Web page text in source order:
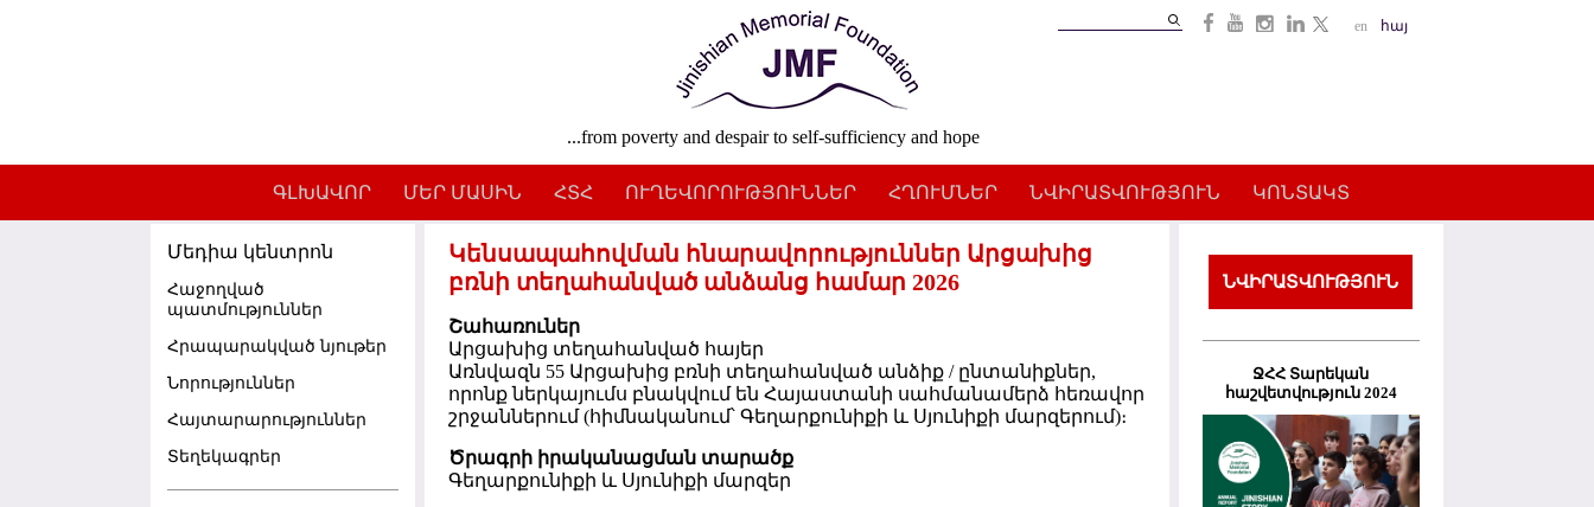
en հայ
...from poverty and despair to self-sufficiency and hope
ԳԼԽԱՎՈՐ ՄԵՐ ՄԱՍԻՆ ՀՏՀ ՈՒՂԵՎՈՐՈՒԹՅՈՒՆՆԵՐ ՀՂՈՒՄՆԵՐ ՆՎԻՐԱՏՎՈՒԹՅՈՒՆ ԿՈՆՏԱԿՏ
Մեդիա կենտրոն
Հաջողված
պատմություններ
Հրապարակված նյութեր
Նորություններ
Հայտարարություններ
Տեղեկագրեր
Կենսապահովման հնարավորություններ Արցախից
բռնի տեղահանված անձանց համար 2026
Շահառուներ
Արցախից տեղահանված հայեր
Առնվազն 55 Արցախից բռնի տեղահանված անձիք / ընտանիքներ,
որոնք ներկայումս բնակվում են Հայաստանի սահմանամերձ հեռավոր
շրջաններում (հիմնականում՝ Գեղարքունիքի և Սյունիքի մարզերում)։
Ծրագրի իրականացման տարածք
Գեղարքունիքի և Սյունիքի մարզեր
ՆՎԻՐԱՏՎՈՒԹՅՈՒՆ
ՋՀՀ Տարեկան
հաշվետվություն 2024